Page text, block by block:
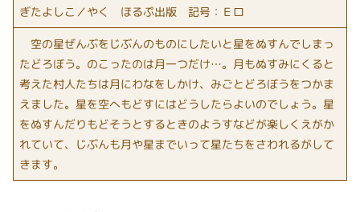
ぎたよしこ／やく ほるぷ出版 記号：Ｅロ
空の星ぜんぶをじぶんのものにしたいと星をぬすんでしまっ
たどろぼう。のこったのは月一つだけ…。月もぬすみにくると
考えた村人たちは月にわなをしかけ、みごとどろぼうをつかま
えました。星を空へもどすにはどうしたらよいのでしょう。星
をぬすんだりもどそうとするときのようすなどが楽しくえがか
れていて、じぶんも月や星までいって星たちをさわれるがして
きます。